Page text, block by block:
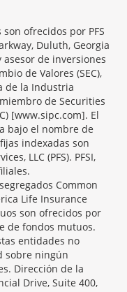
ofrecidos por PFS
Duluth, Georgia
de inversiones
de Valores (SEC),
de la Industria
de Securities
[www.sipc.com]. El
bajo el nombre de
indexadas son
LLC (PFS). PFSI,
Common
Life Insurance
son ofrecidos por
de fondos mutuos.
entidades no
sobre ningún
Dirección de la
Drive, Suite 400,